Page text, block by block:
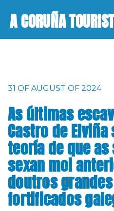
A CORUÑA
31 OF AUGUST OF 2024
As últimas
Castro de
teoría de que
sexan moi
doutros
fortificados